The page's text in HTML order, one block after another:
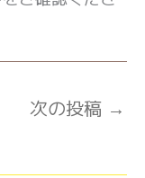
次の投稿 →